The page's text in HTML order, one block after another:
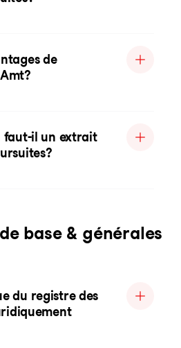
de
faut-il un extrait
base & générales
du registre des